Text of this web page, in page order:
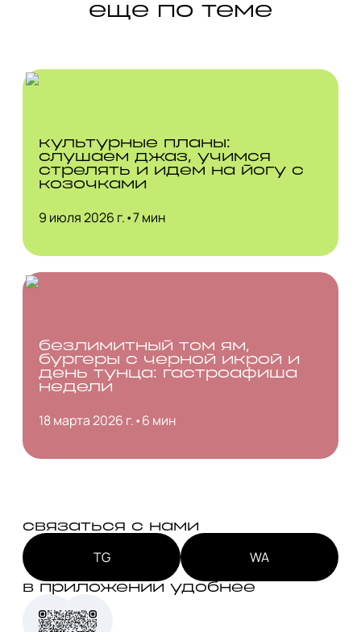
еще по теме
культурные планы:
слушаем джаз, учимся
стрелять и идем на йогу с
козочками
9 июля 2026 г.•7 мин
безлимитный том ям,
бургеры с черной икрой и
день тунца: гастроафиша
недели
18 марта 2026 г.•6 мин
связаться с нами
TG WA
в приложении удобнее